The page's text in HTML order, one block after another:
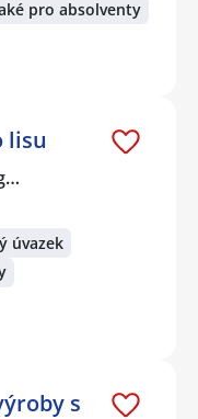
pro absolventy
lisu
úvazek
s